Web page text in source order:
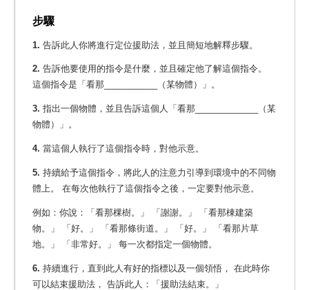
步驟
1. 告訴此人你將進行定位援助法，並且簡短地解釋步驟。
2. 告訴他要使用的指令是什麼，並且確定他了解這個指令。
這個指令是「看那___________（某物體）」。
3. 指出一個物體，並且告訴這個人「看那_____________（某
物體）」。
4. 當這個人執行了這個指令時，對他示意。
5. 持續給予這個指令，將此人的注意力引導到環境中的不同物
體上。 在每次他執行了這個指令之後，一定要對他示意。
例如：你說：「看那棵樹。」 「謝謝。」 「看那棟建築
物。」 「好。」 「看那條街道。」 「好。」 「看那片草
地。」 「非常好。」 每一次都指定一個物體。
6. 持續進行，直到此人有好的指標以及一個領悟， 在此時你
可以結束援助法， 告訴此人：「援助法結束。」